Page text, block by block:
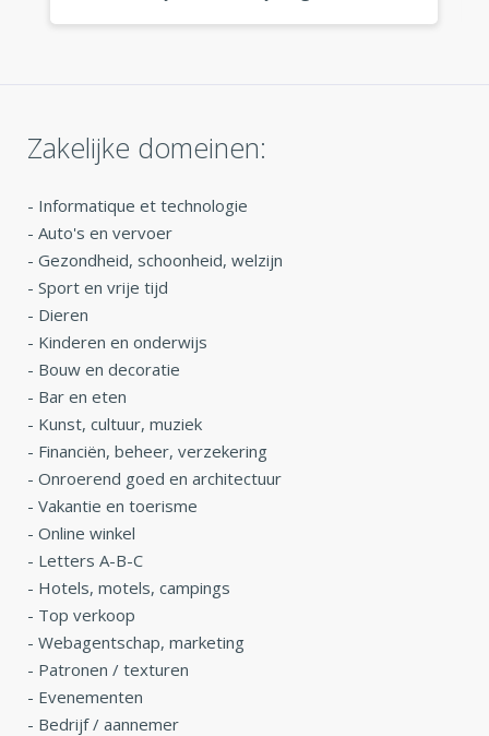
fantastisch uit, waar ik het ook gebruik.
Zakelijke domeinen:
- Informatique et technologie
- Auto's en vervoer
- Gezondheid, schoonheid, welzijn
- Sport en vrije tijd
- Dieren
- Kinderen en onderwijs
- Bouw en decoratie
- Bar en eten
- Kunst, cultuur, muziek
- Financiën, beheer, verzekering
- Onroerend goed en architectuur
- Vakantie en toerisme
- Online winkel
- Letters A-B-C
- Hotels, motels, campings
- Top verkoop
- Webagentschap, marketing
- Patronen / texturen
- Evenementen
- Bedrijf / aannemer